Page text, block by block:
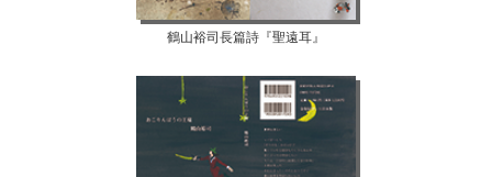
鶴山裕司長篇詩『聖遠耳』